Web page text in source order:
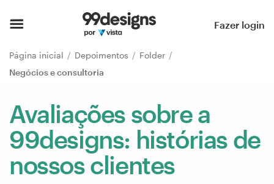
Fazer login
Página inicial Depoimentos
Folder
Negócios e consultoria
Avaliações sobre a
99designs: histórias de
nossos clientes
Página inicial
Pesquisar categorias
Encontre um designer
Inspiração
99designs Pro